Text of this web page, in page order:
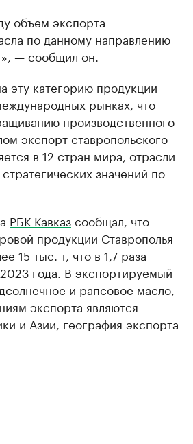
объем экспорта
по данному направлению
— сообщил он.
эту категорию продукции
рынках, что
производственного
экспорт ставропольского
в 12 стран мира, отрасли
значений по
РБК Кавказсообщал, что
продукции Ставрополья
15 тыс. т, что в 1,7 раза
года. В экспортируемый
и рапсовое масло,
экспорта являются
и Азии, география экспорта